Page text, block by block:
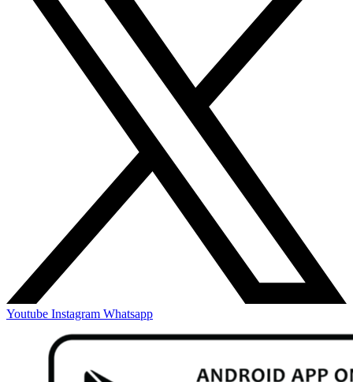
Youtube Instagram Whatsapp